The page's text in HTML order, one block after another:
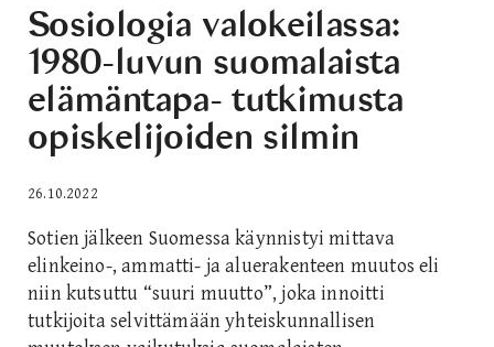
Sosiologia valokeilassa:
1980-luvun suomalaista
elämäntapa- tutkimusta
opiskelijoiden silmin
26.10.2022
Sotien jälkeen Suomessa käynnistyi mittava
elinkeino-, ammatti- ja aluerakenteen muutos eli
niin kutsuttu “suuri muutto”, joka innoitti
tutkijoita selvittämään yhteiskunnallisen